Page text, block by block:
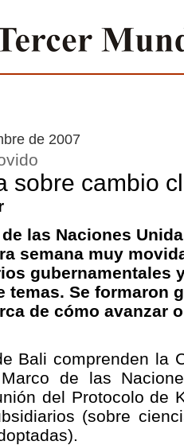
de 2007
sobre cambio
las Naciones
semana muy
gubernamentales
temas. Se formaron
de cómo avanzar
Bali comprenden la
de las
del Protocolo de
(sobre